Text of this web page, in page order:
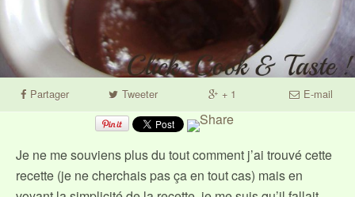
Partager Tweeter + 1 E-mail
Je ne me souviens plus du tout comment j’ai trouvé cette
recette (je ne cherchais pas ça en tout cas) mais en